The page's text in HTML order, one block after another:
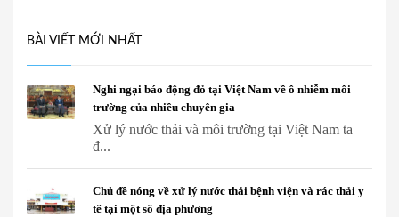
BÀI VIẾT MỚI NHẤT
Nghi ngại báo động đỏ tại Việt Nam về ô nhiễm môi
trường của nhiều chuyên gia
Xử lý nước thải và môi trường tại Việt Nam ta
đ...
Chủ đề nóng về xử lý nước thải bệnh viện và rác thải y
tế tại một số địa phương